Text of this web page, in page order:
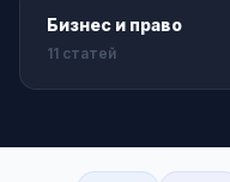
Бизнес и право
11 статей